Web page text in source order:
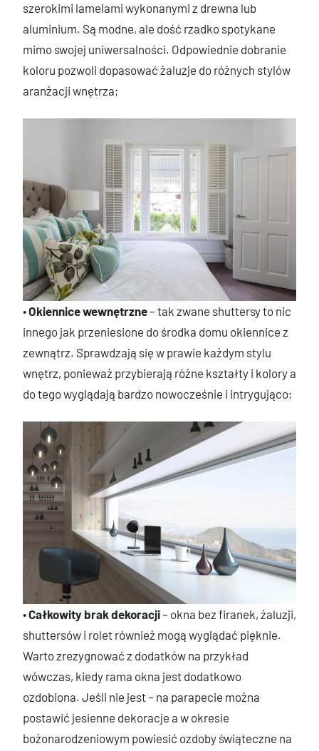
szerokimi lamelami wykonanymi z drewna lub
aluminium. Są modne, ale dość rzadko spotykane
mimo swojej uniwersalności. Odpowiednie dobranie
koloru pozwoli dopasować żaluzje do różnych stylów
aranżacji wnętrza;
•Okiennice wewnętrzne– tak zwane shuttersy to nic
innego jak przeniesione do środka domu okiennice z
zewnątrz. Sprawdzają się w prawie każdym stylu
wnętrz, ponieważ przybierają różne kształty i kolory a
do tego wyglądają bardzo nowocześnie i intrygująco;
•Całkowity brak dekoracji– okna bez firanek, żaluzji,
shuttersów i rolet również mogą wyglądać pięknie.
Warto zrezygnować z dodatków na przykład
wówczas, kiedy rama okna jest dodatkowo
ozdobiona. Jeśli nie jest – na parapecie można
postawić jesienne dekoracje a w okresie
bożonarodzeniowym powiesić ozdoby świąteczne na